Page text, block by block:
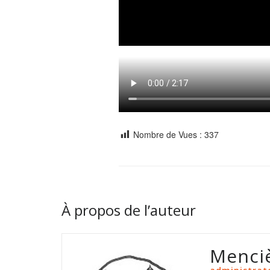
Nombre de Vues : 337
À propos de l’auteur